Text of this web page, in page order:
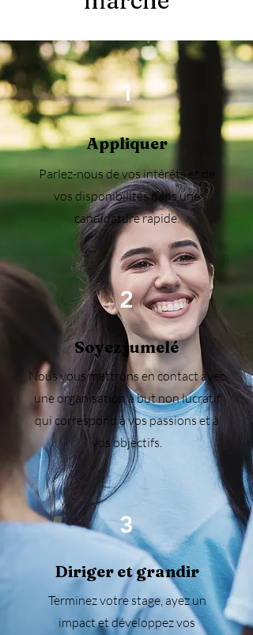
1
Appliquer
Parlez-nous de vos intérêts et de
vos disponibilités dans une
candidature rapide.
2
Soyez jumelé
Nous vous mettrons en contact avec
une organisation à but non lucratif
qui correspond à vos passions et à
vos objectifs.
3
Diriger et grandir
Terminez votre stage, ayez un
impact et développez vos